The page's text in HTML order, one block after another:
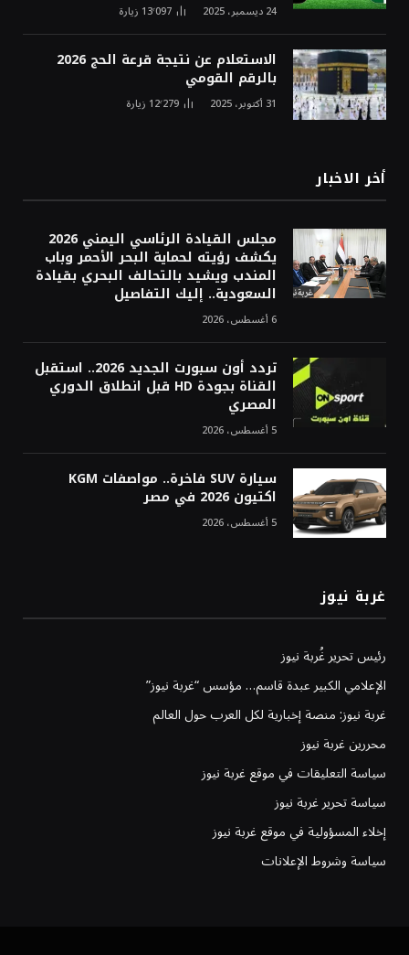
24 ديسمبر، 2025 13٬097 زيارة
الاستعلام عن نتيجة قرعة الحج 2026
بالرقم القومي
31 أكتوبر، 2025 12٬279 زيارة
أخر الاخبار
مجلس القيادة الرئاسي اليمني 2026
يكشف رؤيته لحماية البحر الأحمر وباب
المندب ويشيد بالتحالف البحري بقيادة
السعودية.. إليك التفاصيل
6 أغسطس، 2026
تردد أون سبورت الجديد 2026.. استقبل
القناة بجودة HD قبل انطلاق الدوري
المصري
5 أغسطس، 2026
سيارة SUV فاخرة.. مواصفات KGM
اكتيون 2026 في مصر
5 أغسطس، 2026
غربة نيوز
رئيس تحرير غُربة نيوز
الإعلامي الكبير عبدة قاسم… مؤسس “غربة نيوز”
غربة نيوز: منصة إخبارية لكل العرب حول العالم
محررين غربة نيوز
سياسة التعليقات في موقع غربة نيوز
سياسة تحرير غربة نيوز
إخلاء المسؤولية في موقع غربة نيوز
سياسة وشروط الإعلانات